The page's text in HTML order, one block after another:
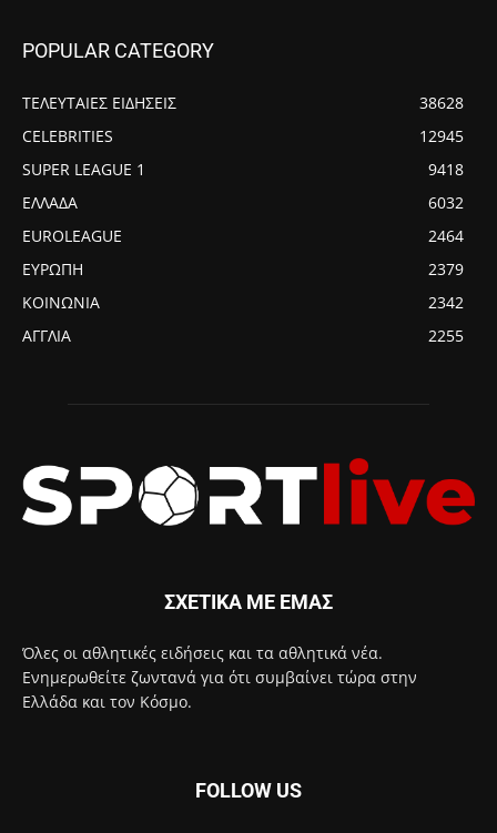
POPULAR CATEGORY
ΤΕΛΕΥΤΑΙΕΣ ΕΙΔΗΣΕΙΣ
38628
CELEBRITIES
12945
SUPER LEAGUE 1
9418
ΕΛΛΑΔΑ
6032
EUROLEAGUE
2464
ΕΥΡΩΠΗ
2379
ΚΟΙΝΩΝΙΑ
2342
ΑΓΓΛΙΑ
2255
ΣΧΕΤΙΚΑ ΜΕ ΕΜΑΣ
Όλες οι αθλητικές ειδήσεις και τα αθλητικά νέα.
Ενημερωθείτε ζωντανά για ότι συμβαίνει τώρα στην
Ελλάδα και τον Κόσμο.
FOLLOW US